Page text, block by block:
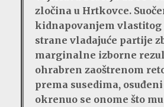
zločina u Hrtkovce.
kidnapovanjem vlastitog
strane vladajuće partije
marginalne izborne
ohrabren zaoštrenom
prema susedima,
okrenuo se onome što